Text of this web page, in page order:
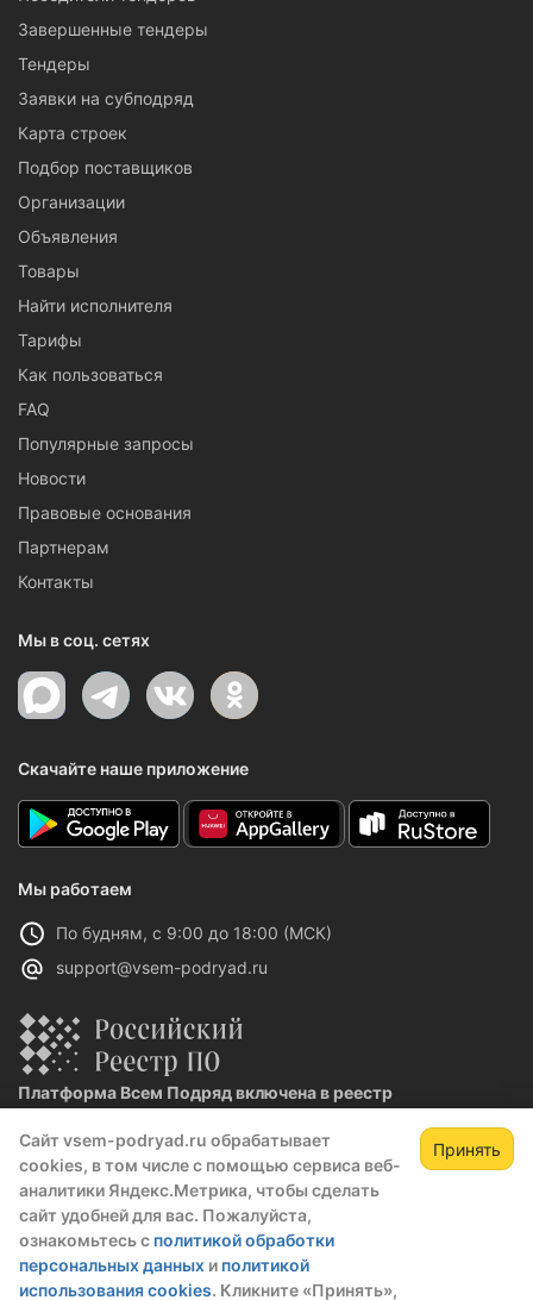
Сайт vsem-podryad.ru обрабатывает
cookies, в том числе с помощью сервиса веб-
аналитики Яндекс.Метрика, чтобы сделать
сайт удобней для вас. Пожалуйста,
ознакомьтесь с политикой обработки
персональных данных и политикой
использования cookies. Кликните «Принять»,
Принять
Завершенные тендеры
Тендеры
Заявки на субподряд
Карта строек
Подбор поставщиков
Организации
Объявления
Товары
Найти исполнителя
Тарифы
Как пользоваться
FAQ
Популярные запросы
Новости
Правовые основания
Партнерам
Контакты
Мы в соц. сетях
Скачайте наше приложение
Мы работаем
По будням, с 9:00 до 18:00 (МСК)
support@vsem-podryad.ru
Платформа Всем Подряд включена в реестр
Реестровая запись №32021 от 06.02.2026
Политика конфиденциальности
О компании